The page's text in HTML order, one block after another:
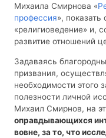
Михаила Смирнова «
профессия»,
«религиоведение» и,
развитие отношений
Задаваясь
призвания,
необходимости этого
полезности личной
Михаил Смирнов, на
оправдывающихся
вовне, за то, что